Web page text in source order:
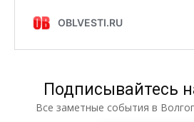
Подписывайтесь
Все заметные события в